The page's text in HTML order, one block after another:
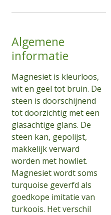
Algemene
informatie
Magnesiet is kleurloos,
wit en geel tot bruin. De
steen is doorschijnend
tot doorzichtig met een
glasachtige glans. De
steen kan, gepolijst,
makkelijk verward
worden met howliet.
Magnesiet wordt soms
turquoise geverfd als
goedkope imitatie van
turkoois. Het verschil